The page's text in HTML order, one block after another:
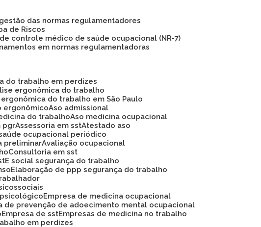
gestão das normas regulamentadores
de Riscos
de controle médico de saúde ocupacional (NR-7)
em normas regulamentadoras
do trabalho em perdizes
ergonômica do trabalho
ergonômica do trabalho em São Paulo
ergonômico Aso admissional
do trabalho Aso medicina ocupacional
pgr Assessoria em sst Atestado aso
ocupacional periódico
preliminar Avaliação ocupacional
Consultoria em sst
E social segurança do trabalho
Elaboração de ppp segurança do trabalho
Empresa de medicina ocupacional
de prevenção de adoecimento mental ocupacional
Empresa de sst Empresas de medicina no trabalho
em perdizes